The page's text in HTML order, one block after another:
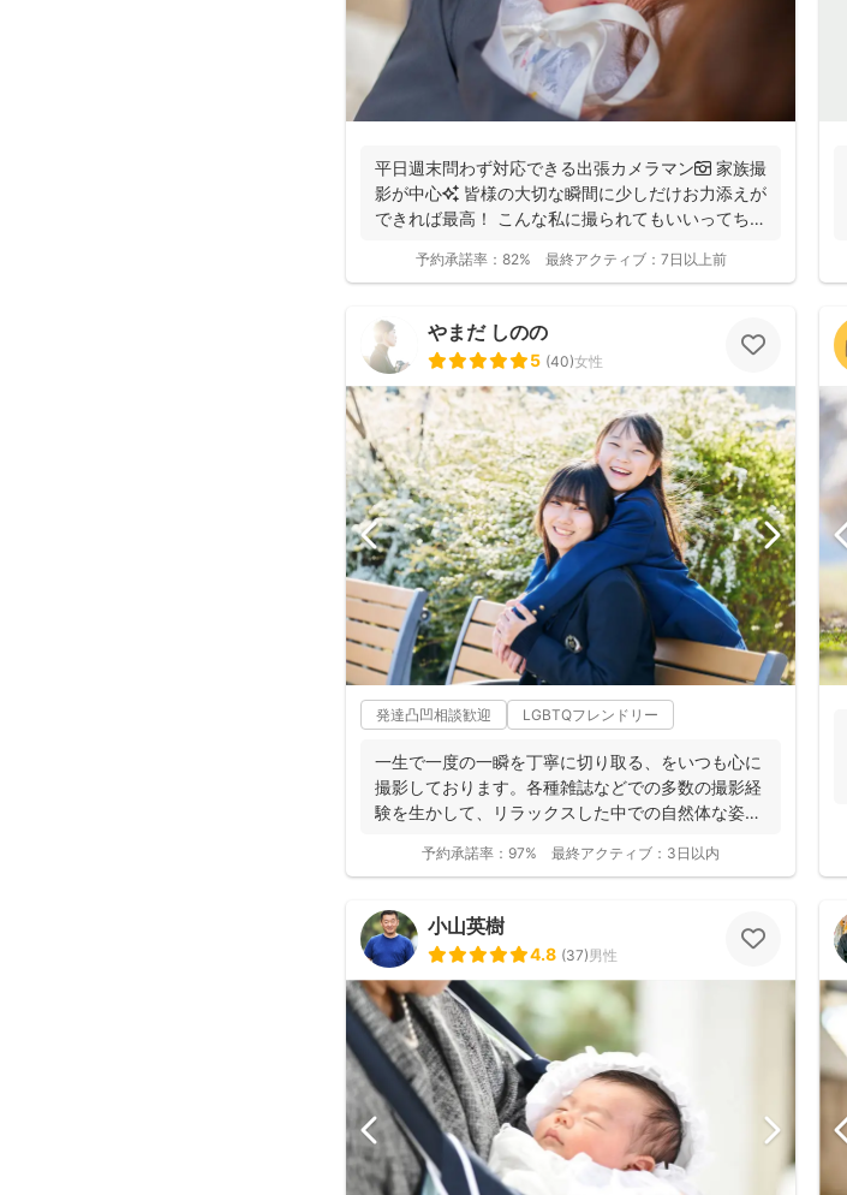
平日週末問わず対応できる出張カメラマン📷 家族撮
影が中心✨ 皆様の大切な瞬間に少しだけお力添えが
できれば最高！ こんな私に撮られてもいいってちら
予約承諾率： 82% 最終アクティブ： 7日以上前
やまだ しのの
5 (40)女性
発達凸凹相談歓迎 LGBTQフレンドリー
一生で一度の一瞬を丁寧に切り取る、をいつも心に
撮影しております。各種雑誌などでの多数の撮影経
験を生かして、リラックスした中での自然体な姿の
予約承諾率： 97% 最終アクティブ： 3日以内
小山英樹
4.8 (37)男性
撮影基本料